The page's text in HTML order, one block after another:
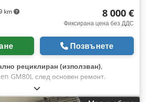
km 8 000 €
Фиксирана цена без ДДС
Позвънете
рециклиран (използван),
GM80L след основен ремонт.